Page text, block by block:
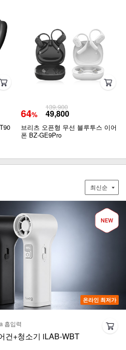
64%
139,900
49,800
브리츠 오픈형 무선 블루투스 이어
폰 BZ-GE9Pro
온라인 최저가
흡입력
건+청소기 iLAB-WBT